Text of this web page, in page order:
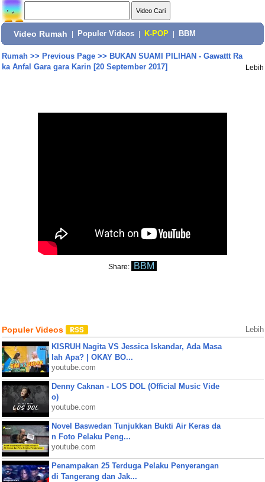
Video Rumah Populer Videos K-POP BBM
Rumah>> Previous Page>> BUKAN SUAMI PILIHAN - Gawattt Ra
ka Anfal Gara gara Karin [20 September 2017]
Lebih
Share: BBM
Populer Videos Lebih
KISRUH Nagita VS Jessica Iskandar, Ada Masa
lah Apa? | OKAY BO...
youtube.com
Denny Caknan - LOS DOL (Official Music Vide
o)
youtube.com
Novel Baswedan Tunjukkan Bukti Air Keras da
n Foto Pelaku Peng...
youtube.com
Penampakan 25 Terduga Pelaku Penyerangan
di Tangerang dan Jak...